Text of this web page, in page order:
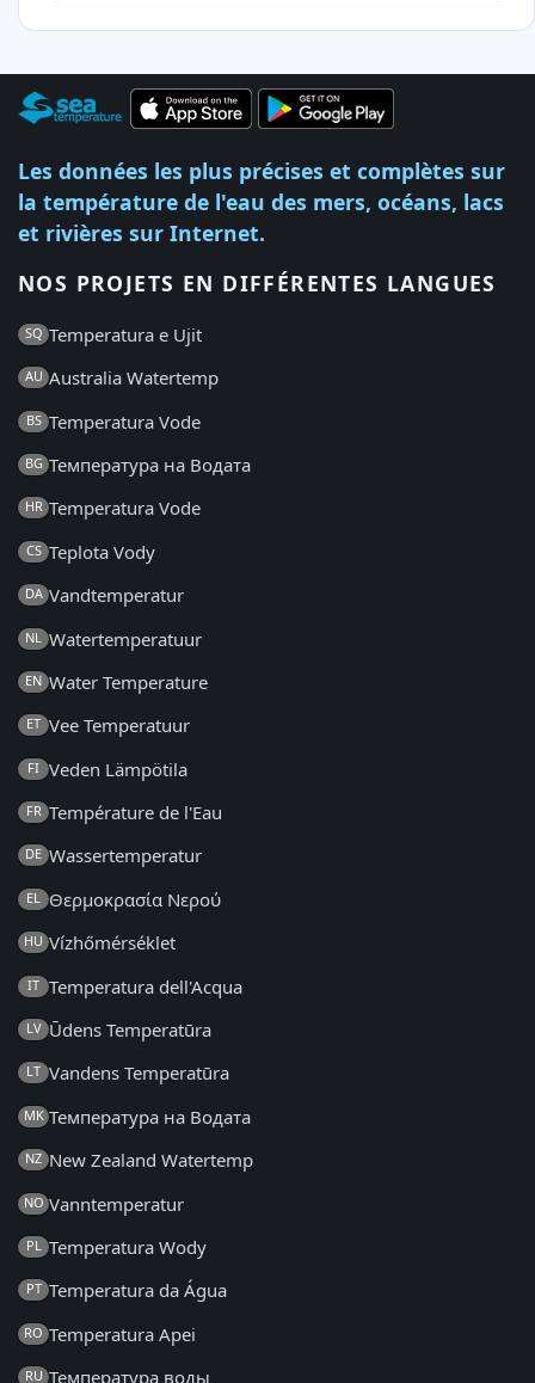
Les données les plus précises et complètes sur
la température de l'eau des mers, océans, lacs
et rivières sur Internet.
NOS PROJETS EN DIFFÉRENTES LANGUES
SQ Temperatura e Ujit
AU Australia Watertemp
BS Temperatura Vode
BG Температура на Водата
HR Temperatura Vode
CS Teplota Vody
DA Vandtemperatur
NL Watertemperatuur
EN Water Temperature
ET Vee Temperatuur
FI Veden Lämpötila
FR Température de l'Eau
DE Wassertemperatur
EL Θερμοκρασία Νερού
HU Vízhőmérséklet
IT Temperatura dell'Acqua
LV Ūdens Temperatūra
LT Vandens Temperatūra
MK Температура на Водата
NZ New Zealand Watertemp
NO Vanntemperatur
PL Temperatura Wody
PT Temperatura da Água
RO Temperatura Apei
RU Температура воды